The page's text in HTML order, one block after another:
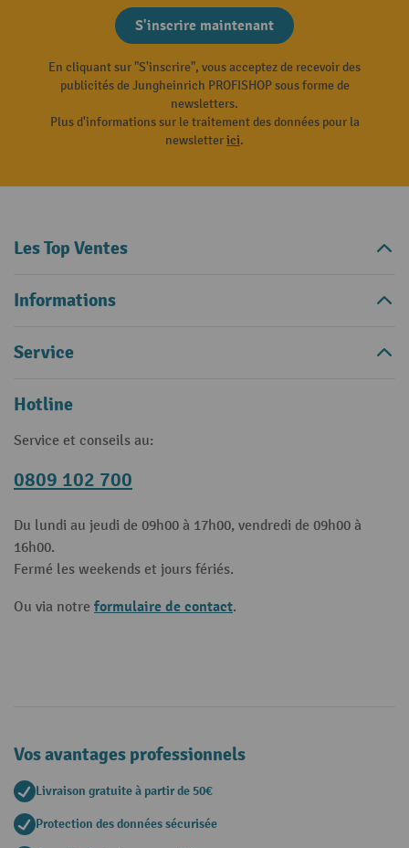
S'inscrire maintenant
En cliquant sur "S'inscrire", vous acceptez de recevoir des
publicités de Jungheinrich PROFISHOP sous forme de
newsletters.
Plus d'informations sur le traitement des données pour la
newsletterici.
Les Top Ventes
Informations
Service
Hotline
Service et conseils au:
0809 102 700
Du lundi au jeudi de 09h00 à 17h00, vendredi de 09h00 à
16h00.
Fermé les weekends et jours fériés.
Ou via notre formulaire de contact.
Vos avantages professionnels
Livraison gratuite à partir de 50€
Protection des données sécurisée